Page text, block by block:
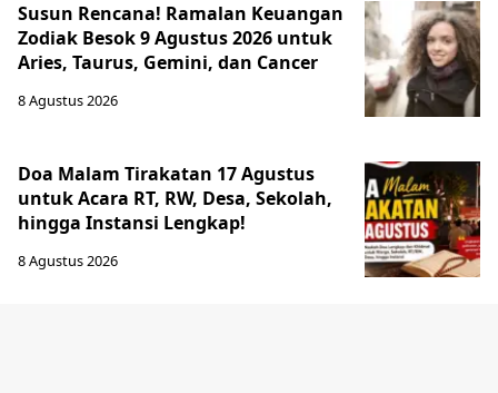
Susun Rencana! Ramalan Keuangan
Zodiak Besok 9 Agustus 2026 untuk
Aries, Taurus, Gemini, dan Cancer
8 Agustus 2026
Doa Malam Tirakatan 17 Agustus
untuk Acara RT, RW, Desa, Sekolah,
hingga Instansi Lengkap!
8 Agustus 2026